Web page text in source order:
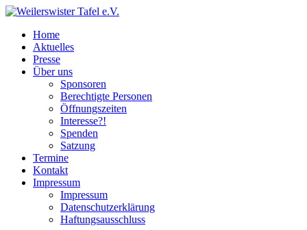
Zum
springen
Weilerswister
Tafel
e.V.
Home
Aktuelles
Presse
Über uns
Sponsoren
Berechtigte Personen
Öffnungszeiten
Interesse?!
Spenden
Satzung
Termine
Kontakt
Impressum
Impressum
Datenschutzerklärung
Haftungsausschluss